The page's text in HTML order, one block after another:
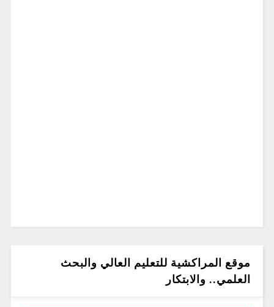
موقع المراكشية للتعليم العالي والبحث
العلمي.. والابتكار